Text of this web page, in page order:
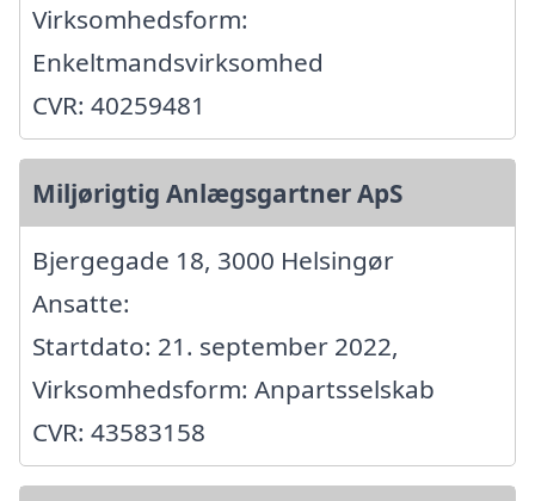
Virksomhedsform:
Enkeltmandsvirksomhed
CVR: 40259481
Miljørigtig Anlægsgartner ApS
Bjergegade 18, 3000 Helsingør
Ansatte:
Startdato: 21. september 2022,
Virksomhedsform: Anpartsselskab
CVR: 43583158